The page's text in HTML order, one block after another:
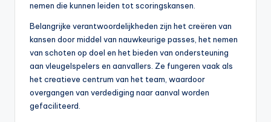
nemen die kunnen leiden tot scoringskansen.
Belangrijke verantwoordelijkheden zijn het creëren van
kansen door middel van nauwkeurige passes, het nemen
van schoten op doel en het bieden van ondersteuning
aan vleugelspelers en aanvallers. Ze fungeren vaak als
het creatieve centrum van het team, waardoor
overgangen van verdediging naar aanval worden
gefaciliteerd.